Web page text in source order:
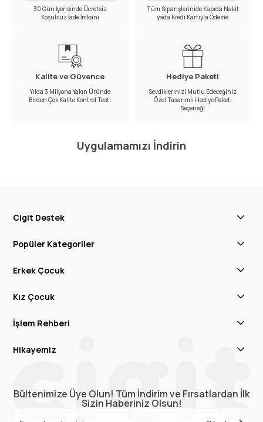
30 Gün İçerisinde Ücretsiz
Koşulsuz İade İmkanı
Tüm Siparişlerinide Kapıda Nakit
yada Kredi Kartıyla Ödeme
Kalite ve Güvence
Yılda 3 Milyona Yakın Üründe
Birden Çok Kalite Kontrol Testi
Hediye Paketi
Sevdiklerinizi Mutlu Edeceğiniz
Özel Tasarımlı Hediye Paketi
Seçeneği
Uygulamamızı İndirin
Cigit Destek
Popüler Kategoriler
Erkek Çocuk
Kız Çocuk
İşlem Rehberi
Hikayemiz
Bültenimize Üye Olun! Tüm İndirim ve Fırsatlardan İlk
Sizin Haberiniz Olsun!